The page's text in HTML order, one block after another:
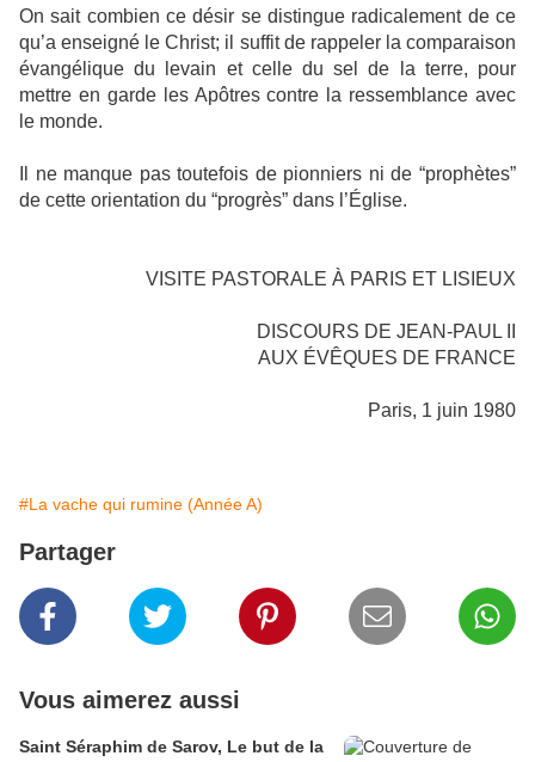
On sait combien ce désir se distingue radicalement de ce
qu’a enseigné le Christ; il suffit de rappeler la comparaison
évangélique du levain et celle du sel de la terre, pour
mettre en garde les Apôtres contre la ressemblance avec
le monde.
Il ne manque pas toutefois de pionniers ni de “prophètes”
de cette orientation du “progrès” dans l’Église.
VISITE PASTORALE À PARIS ET LISIEUX
DISCOURS DE JEAN-PAUL II
AUX ÉVÊQUES DE FRANCE
Paris, 1 juin 1980
#La vache qui rumine (Année A)
Partager
Vous aimerez aussi
Saint Séraphim de Sarov, Le but de la